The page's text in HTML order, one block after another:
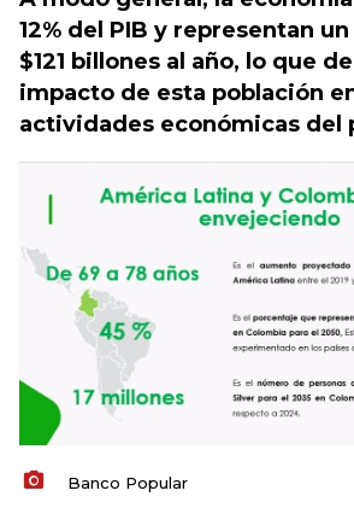
12% del PIB y representan
$121 billones al año, lo que
impacto de esta población
actividades económicas del
Banco Popular